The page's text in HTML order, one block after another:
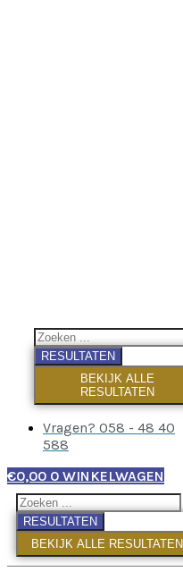
RESULTATEN
BEKIJK ALLE
RESULTATEN
Vragen? 058 - 48 40
588
€0,00 0 WINKELWAGEN
RESULTATEN
BEKIJK ALLE RESULTATEN